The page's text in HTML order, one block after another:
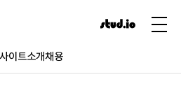
이트소개채용